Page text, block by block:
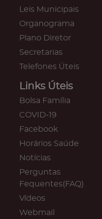
Leis Municipais
Organograma
Plano Diretor
Secretarias
Telefones Úteis
Links Úteis
Bolsa Família
COVID-19
Facebook
Horários Saúde
Notícias
Perguntas
Fequentes(FAQ)
Vídeos
Webmail